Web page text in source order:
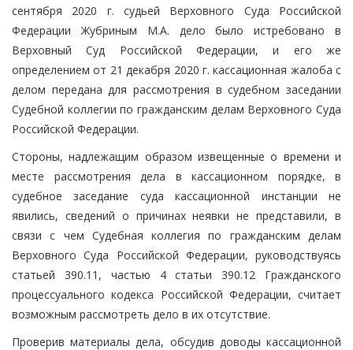
сентября 2020 г. судьей Верховного Суда Российской
Федерации Жубриным М.А. дело было истребовано в
Верховный Суд Российской Федерации, и его же
определением от 21 декабря 2020 г. кассационная жалоба с
делом передана для рассмотрения в судебном заседании
Судебной коллегии по гражданским делам Верховного Суда
Российской Федерации.
Стороны, надлежащим образом извещенные о времени и
месте рассмотрения дела в кассационном порядке, в
судебное заседание суда кассационной инстанции не
явились, сведений о причинах неявки не представили, в
связи с чем Судебная коллегия по гражданским делам
Верховного Суда Российской Федерации, руководствуясь
статьей 390.11, частью 4 статьи 390.12 Гражданского
процессуального кодекса Российской Федерации, считает
возможным рассмотреть дело в их отсутствие.
Проверив материалы дела, обсудив доводы кассационной